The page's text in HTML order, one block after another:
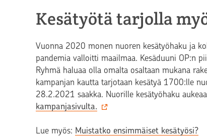
Kesätyötä tarjolla
Vuonna 2020 monen nuoren kesätyöhaku ja
pandemia valloitti maailmaa. Kesäduuni OP:n
Ryhmä haluaa olla omalta osaltaan mukana
kampanjan kautta tarjotaan kesätyä 1700:lle
28.2.2021 saakka. Nuorille kesätyöhaku
kampanjasivulta.
Lue myös: Muistatko ensimmäiset kesätyösi?